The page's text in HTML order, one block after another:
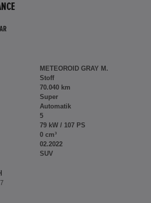
METEOROID GRAY M.
Stoff
70.040 km
Super
Automatik
5
79 kW / 107 PS
0 cm³
02.2022
SUV